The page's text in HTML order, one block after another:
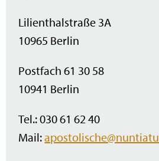
Lilienthalstraße 3A
10965 Berlin
Postfach 61 30 58
10941 Berlin
Tel.: 030 61 62 40
Mail: